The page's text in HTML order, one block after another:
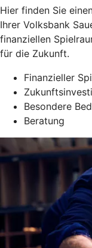
Hier finden Sie
Ihrer Volksbank
finanziellen
für die Zukunft.
Finanzieller
Besondere
Beratung